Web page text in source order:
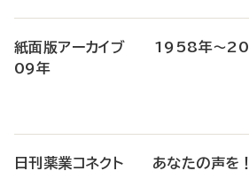
紙面版アーカイブ 1958年～20
09年
日刊薬業コネクト あなたの声を！